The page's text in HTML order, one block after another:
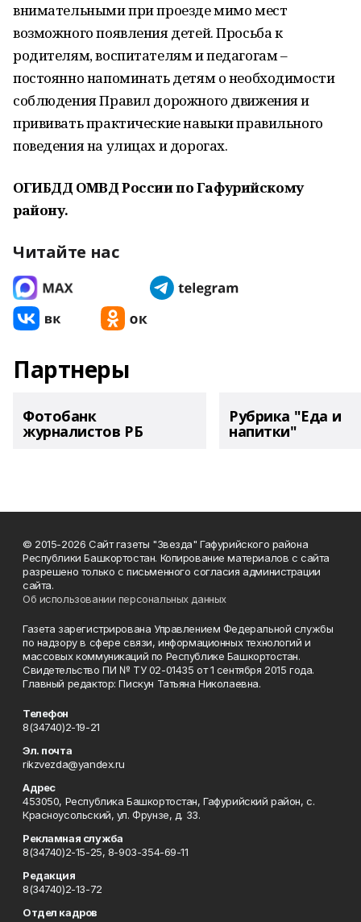
внимательными при проезде мимо мест
возможного появления детей. Просьба к
родителям, воспитателям и педагогам –
постоянно напоминать детям о необходимости
соблюдения Правил дорожного движения и
прививать практические навыки правильного
поведения на улицах и дорогах.
ОГИБДД ОМВД России по Гафурийскому
району.
Читайте нас
Партнеры
Фотобанк
журналистов РБ
Рубрика "Еда и
напитки"
© 2015-2026 Сайт газеты "Звезда" Гафурийского района
Республики Башкортостан. Копирование материалов с сайта
разрешено только с письменного согласия администрации
сайта.
Об использовании персональных данных
Газета зарегистрирована Управлением Федеральной службы
по надзору в сфере связи, информационных технологий и
массовых коммуникаций по Республике Башкортостан.
Свидетельство ПИ № ТУ 02-01435 от 1 сентября 2015 года.
Главный редактор: Пискун Татьяна Николаевна.
Телефон
8(34740)2-19-21
Эл. почта
rikzvezda@yandex.ru
Адрес
453050, Республика Башкортостан, Гафурийский район, с.
Красноусольский, ул. Фрунзе, д. 33.
Рекламная служба
8(34740)2-15-25, 8-903-354-69-11
Редакция
8(34740)2-13-72
Отдел кадров